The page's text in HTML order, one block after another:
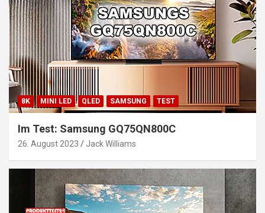
8K MINI LED QLED SAMSUNG TEST
Im Test: Samsung GQ75QN800C
26. August 2023 Jack Williams